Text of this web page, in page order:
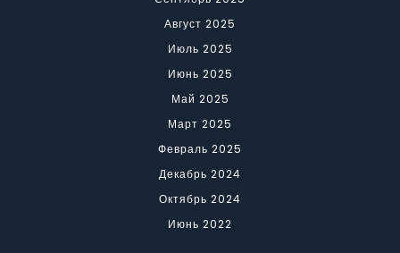
Август 2025
Июль 2025
Июнь 2025
Май 2025
Март 2025
Февраль 2025
Декабрь 2024
Октябрь 2024
Июнь 2022